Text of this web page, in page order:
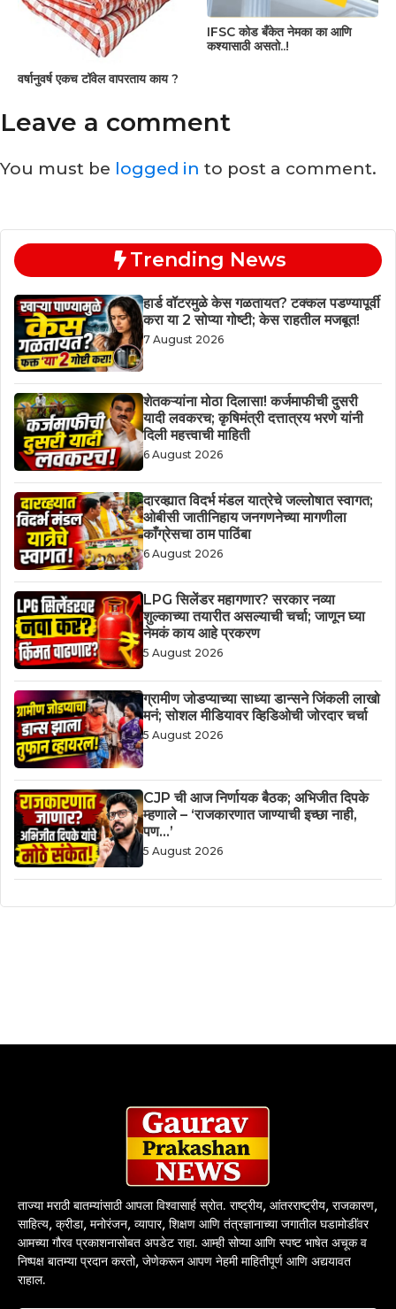
वर्षानुवर्ष एकच टॉवेल वापरताय काय ?
IFSC कोड बँकेत नेमका का आणि
कश्यासाठी असतो..!
Leave a comment
You must be logged in to post a comment.
Trending News
हार्ड वॉटरमुळे केस गळतायत? टक्कल पडण्यापूर्वी
करा या 2 सोप्या गोष्टी; केस राहतील मजबूत!
7 August 2026
शेतकऱ्यांना मोठा दिलासा! कर्जमाफीची दुसरी
यादी लवकरच; कृषिमंत्री दत्तात्रय भरणे यांनी
दिली महत्त्वाची माहिती
6 August 2026
दारव्ह्यात विदर्भ मंडल यात्रेचे जल्लोषात स्वागत;
ओबीसी जातीनिहाय जनगणनेच्या मागणीला
काँग्रेसचा ठाम पाठिंबा
6 August 2026
LPG सिलेंडर महागणार? सरकार नव्या
शुल्काच्या तयारीत असल्याची चर्चा; जाणून घ्या
नेमकं काय आहे प्रकरण
5 August 2026
ग्रामीण जोडप्याच्या साध्या डान्सने जिंकली लाखो
मनं; सोशल मीडियावर व्हिडिओची जोरदार चर्चा
5 August 2026
CJP ची आज निर्णायक बैठक; अभिजीत दिपके
म्हणाले – ‘राजकारणात जाण्याची इच्छा नाही,
पण…’
5 August 2026
ताज्या मराठी बातम्यांसाठी आपला विश्वासार्ह स्रोत. राष्ट्रीय, आंतरराष्ट्रीय, राजकारण,
साहित्य, क्रीडा, मनोरंजन, व्यापार, शिक्षण आणि तंत्रज्ञानाच्या जगातील घडामोडींवर
आमच्या गौरव प्रकाशनासोबत अपडेट राहा. आम्ही सोप्या आणि स्पष्ट भाषेत अचूक व
निष्पक्ष बातम्या प्रदान करतो, जेणेकरून आपण नेहमी माहितीपूर्ण आणि अद्ययावत
राहाल.